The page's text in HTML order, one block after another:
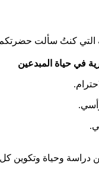
التي كنتُ سألت
في حياة المبدعين
دراسة وحياة وتكوين